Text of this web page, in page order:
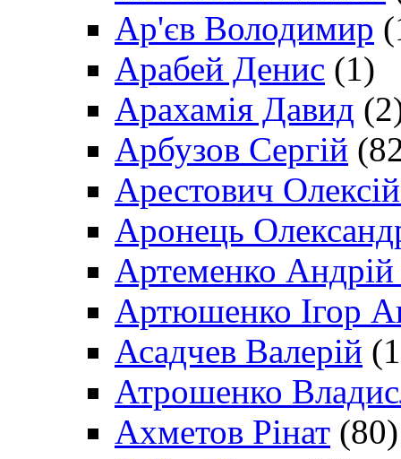
Ар'єв Володимир
Арабей Денис (1)
Арахамія Давид
Арбузов Сергій
Арестович
Аронець
Артеменко Андрій
Артюшенко Ігор
Асадчев Валерій
Атрошенко
Ахметов Рінат (80)